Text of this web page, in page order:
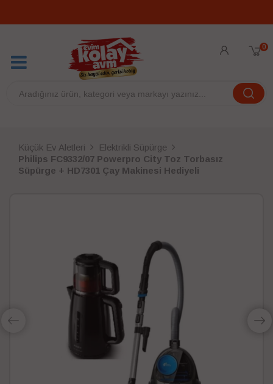
0
Küçük Ev Aletleri
Elektrikli Süpürge
Philips FC9332/07 Powerpro City Toz Torbasız
Süpürge + HD7301 Çay Makinesi Hediyeli